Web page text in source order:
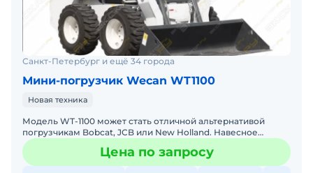
Санкт-Петербург и ещё 34 города
Мини-погрузчик Wecan WT1100
Новая техника
Модель WT-1100 может стать отличной альтернативой
погрузчикам Bobcat, JCB или New Holland. Навесное
оборудование Bobcat (Бобкат) полностью совместимо с
мини-пог
Цена по запросу